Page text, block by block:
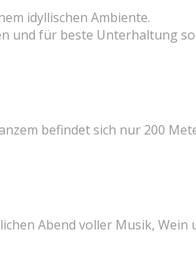
idyllischen Ambiente.
und für beste Unterhaltung
befindet sich nur 200
Abend voller Musik, Wein